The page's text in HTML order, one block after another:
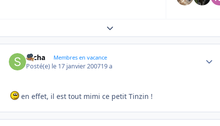
Expand topic overview
sacha Membres en vacance
Posté(e) le 17 janvier 200719 a
en effet, il est tout mimi ce petit Tinzin !